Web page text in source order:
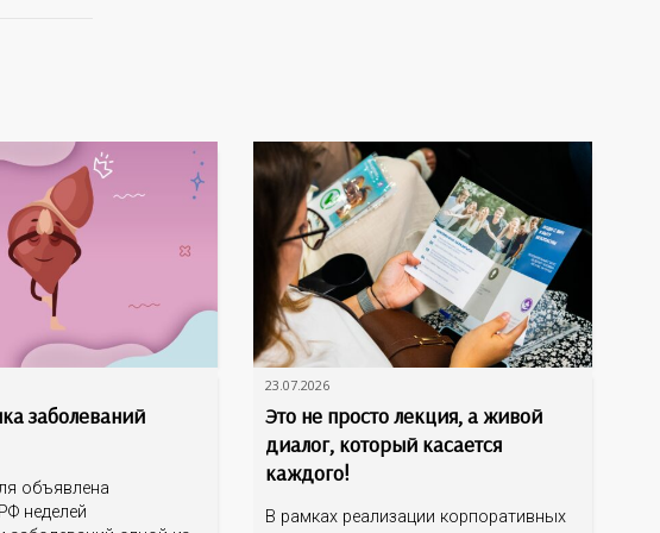
заболеваний
объявлена
неделей
23.07.2026
Это не просто лекция, а живой
диалог, который касается
каждого!
В рамках реализации корпоративных